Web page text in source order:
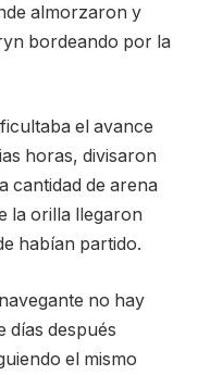
almorzaron y
bordeando por la
el avance
horas, divisaron
cantidad de arena
la orilla llegaron
habían partido.
no hay
días después
el mismo